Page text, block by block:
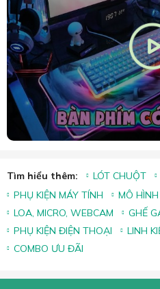
Tìm hiểu thêm: LÓT CHUỘT
PHỤ KIỆN MÁY TÍNH
MÔ HÌNH
LOA, MICRO, WEBCAM
GHẾ
PHỤ KIỆN ĐIỆN THOẠI
LINH
COMBO ƯU ĐÃI